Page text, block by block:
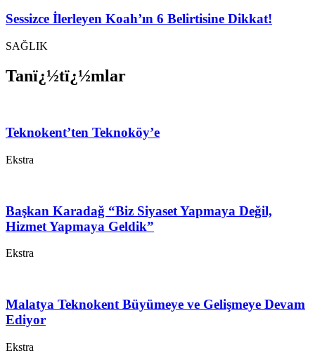
Sessizce İlerleyen Koah’ın 6 Belirtisine Dikkat!
SAĞLIK
Tanï¿½tï¿½mlar
Teknokent’ten Teknoköy’e
Ekstra
Başkan Karadağ “Biz Siyaset Yapmaya Değil,
Hizmet Yapmaya Geldik”
Ekstra
Malatya Teknokent Büyümeye ve Gelişmeye Devam
Ediyor
Ekstra